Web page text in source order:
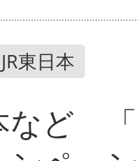
JR東日本
など